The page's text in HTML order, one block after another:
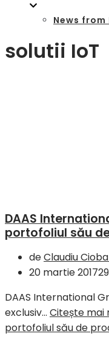
News from
solutii IoT
DAAS
portofoliul său
deClaudiu
20 martie 2017
DAAS International
exclusiv… Citește mai
portofoliul său de